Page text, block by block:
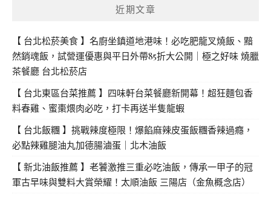
近期文章
【 台北松菸美食 】名廚坐鎮道地港味！必吃肥龍叉燒飯、黯
然銷魂飯，試營運優惠與平日外帶85折大公開｜極之好味 燒臘
茶餐廳 台北松菸店
【 台北東區台菜推薦 】四味軒台菜餐廳新開幕！超狂麵包香
料春雞、蜜棗煨肉必吃，打卡再送半隻龍蝦
【 台北飯糰 】挑戰辣度極限！爆餡麻辣皮蛋飯糰香辣過癮，
必點辣雞腿油丸加德腸滷蛋｜北木油飯
【 新北油飯推薦 】老饕激推三重必吃油飯，傳承一甲子的冠
軍古早味與雙料大賞榮耀！太順油飯 三陽店（金魚概念店）